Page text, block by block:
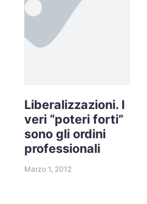
Liberalizzazioni. I
veri “poteri forti”
sono gli ordini
professionali
Marzo 1, 2012